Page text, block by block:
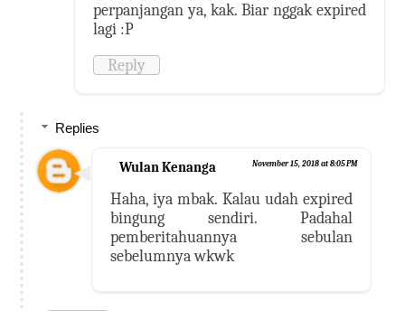
perpanjangan ya, kak. Biar nggak expired
lagi :P
Reply
Replies
Wulan Kenanga November 15, 2018 at 8:05 PM
Haha, iya mbak. Kalau udah expired
bingung sendiri. Padahal
pemberitahuannya sebulan
sebelumnya wkwk